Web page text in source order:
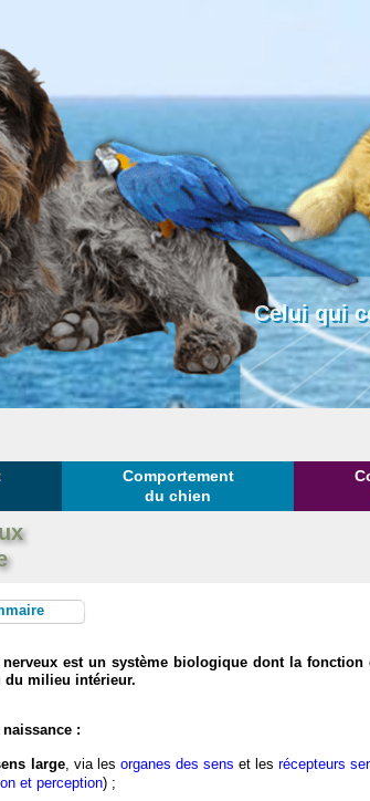
Celui qui
Comportement
du chien
nerveux est un système biologique dont la
du milieu intérieur.
:
large, via les organes des sens et les récepteurs
et perception) ;